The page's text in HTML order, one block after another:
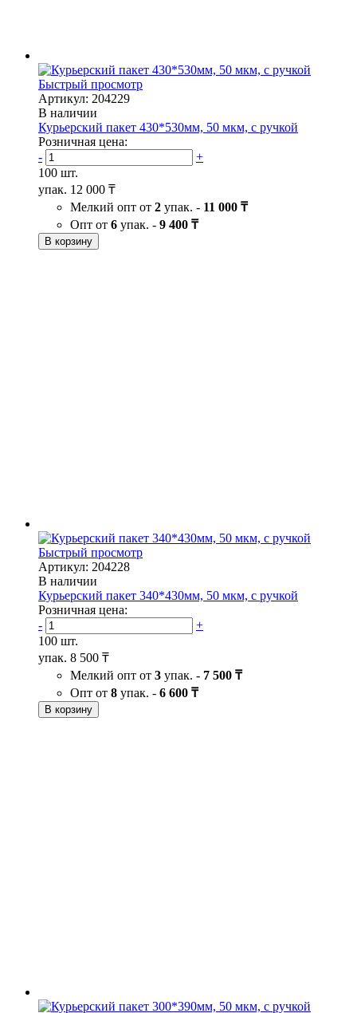
Быстрый просмотр
Артикул: 204229
В наличии
Курьерский пакет 430*530мм, 50 мкм, с ручкой
Розничная цена:
-
+
100 шт.
упак. 12 000 ₸
Мелкий опт от 2 упак. - 11 000 ₸
Опт от 6 упак. - 9 400 ₸
В корзину
Быстрый просмотр
Артикул: 204228
В наличии
Курьерский пакет 340*430мм, 50 мкм, с ручкой
Розничная цена:
-
+
100 шт.
упак. 8 500 ₸
Мелкий опт от 3 упак. - 7 500 ₸
Опт от 8 упак. - 6 600 ₸
В корзину